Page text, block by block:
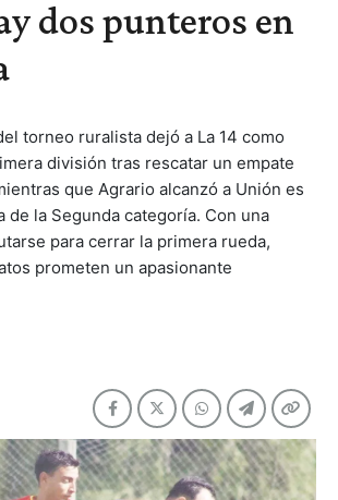
dos punteros en
torneo ruralista dejó a La 14 como
división tras rescatar un empate
que Agrario alcanzó a Unión es
de la Segunda categoría. Con una
para cerrar la primera rueda,
prometen un apasionante